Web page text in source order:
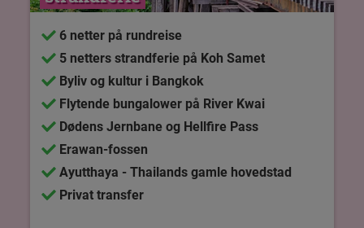
6 netter på rundreise
5 netters strandferie på Koh Samet
Byliv og kultur i Bangkok
Flytende bungalower på River Kwai
Dødens Jernbane og Hellfire Pass
Erawan-fossen
Ayutthaya - Thailands gamle hovedstad
Privat transfer